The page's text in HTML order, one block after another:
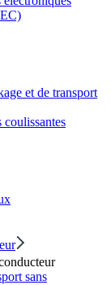
et de transport
sans